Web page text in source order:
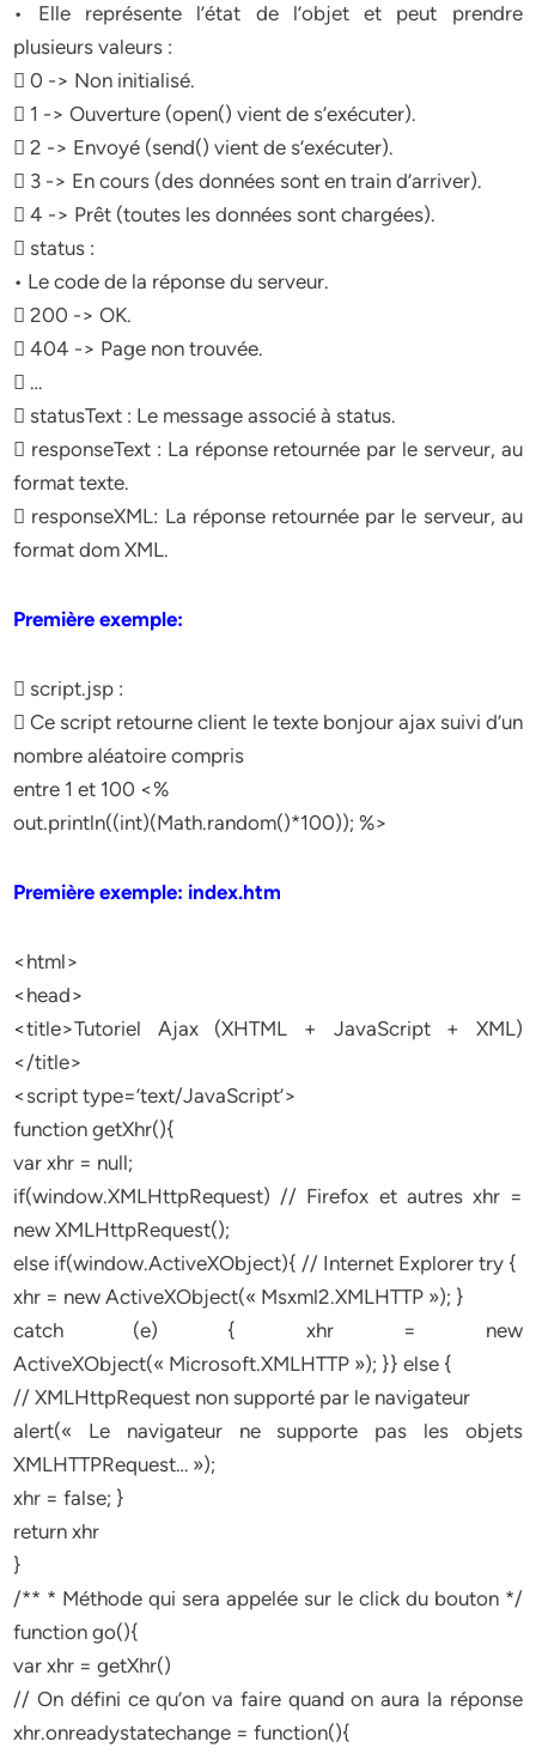
• Elle représente l’état de l’objet et peut prendre
plusieurs valeurs :
 0 -> Non initialisé.
 1 -> Ouverture (open() vient de s’exécuter).
 2 -> Envoyé (send() vient de s’exécuter).
 3 -> En cours (des données sont en train d’arriver).
 4 -> Prêt (toutes les données sont chargées).
 status :
• Le code de la réponse du serveur.
 200 -> OK.
 404 -> Page non trouvée.
 …
 statusText : Le message associé à status.
 responseText : La réponse retournée par le serveur, au
format texte.
 responseXML: La réponse retournée par le serveur, au
format dom XML.
Première exemple:
 script.jsp :
 Ce script retourne client le texte bonjour ajax suivi d’un
nombre aléatoire compris
entre 1 et 100 <%
out.println((int)(Math.random()*100)); %>
Première exemple: index.htm
<html>
<head>
<title>Tutoriel Ajax (XHTML + JavaScript + XML)
</title>
<script type=’text/JavaScript’>
function getXhr(){
var xhr = null;
if(window.XMLHttpRequest) // Firefox et autres xhr =
new XMLHttpRequest();
else if(window.ActiveXObject){ // Internet Explorer try {
xhr = new ActiveXObject(« Msxml2.XMLHTTP »); }
catch (e) { xhr = new
ActiveXObject(« Microsoft.XMLHTTP »); }} else {
// XMLHttpRequest non supporté par le navigateur
alert(« Le navigateur ne supporte pas les objets
XMLHTTPRequest… »);
xhr = false; }
return xhr
}
/** * Méthode qui sera appelée sur le click du bouton */
function go(){
var xhr = getXhr()
// On défini ce qu’on va faire quand on aura la réponse
xhr.onreadystatechange = function(){